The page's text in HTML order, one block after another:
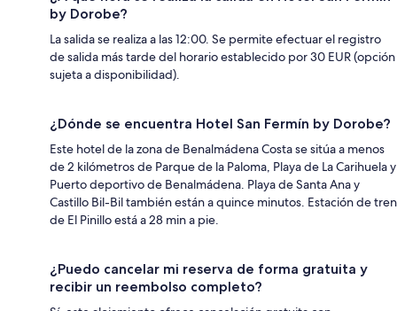
by Dorobe?
La salida se realiza a las 12:00. Se permite efectuar el registro
de salida más tarde del horario establecido por 30 EUR (opción
sujeta a disponibilidad).
¿Dónde se encuentra Hotel San Fermín by Dorobe?
Este hotel de la zona de Benalmádena Costa se sitúa a menos
de 2 kilómetros de Parque de la Paloma, Playa de La Carihuela y
Puerto deportivo de Benalmádena. Playa de Santa Ana y
Castillo Bil-Bil también están a quince minutos. Estación de tren
de El Pinillo está a 28 min a pie.
¿Puedo cancelar mi reserva de forma gratuita y
recibir un reembolso completo?